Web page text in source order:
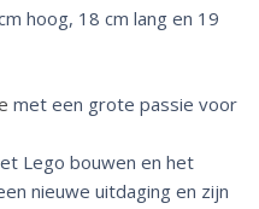
hoog, 18 cm lang en 19
met een grote passie voor
Lego bouwen en het
nieuwe uitdaging en zijn